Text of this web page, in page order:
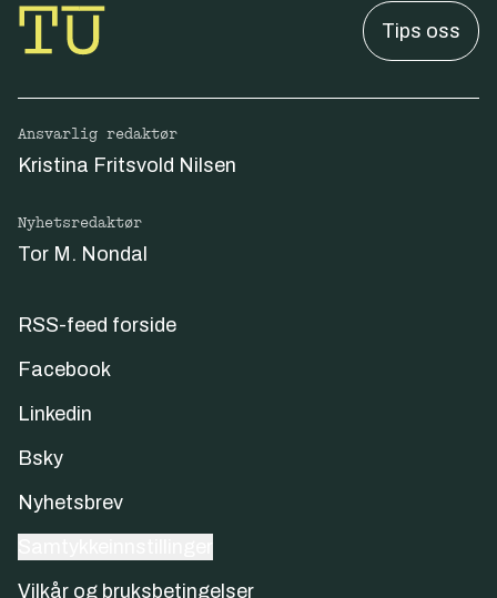
Tips oss
Ansvarlig redaktør
Kristina Fritsvold Nilsen
Nyhetsredaktør
Tor M. Nondal
RSS-feed forside
Facebook
Linkedin
Bsky
Nyhetsbrev
Vilkår og bruksbetingelser